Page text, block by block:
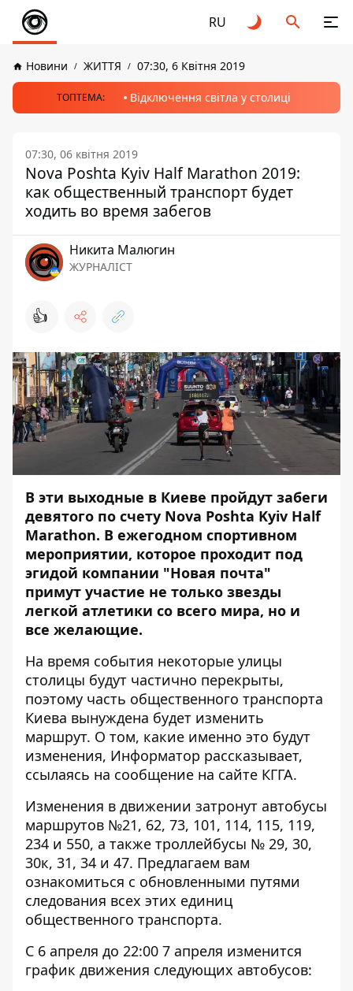
RU
Новини ЖИТТЯ 07:30, 6 Квітня 2019
ТОПТЕМА: Відключення світла у столиці
07:30, 06 квітня 2019
Nova Poshta Kyiv Half Marathon 2019:
как общественный транспорт будет
ходить во время забегов
Никита Малюгин
ЖУРНАЛІСТ
👍
В эти выходные в Киеве пройдут забеги
девятого по счету Nova Poshta Kyiv Half
Marathon. В ежегодном спортивном
мероприятии, которое проходит под
эгидой компании "Новая почта"
примут участие не только звезды
легкой атлетики со всего мира, но и
все желающие.
На время события некоторые улицы
столицы будут частично перекрыты,
поэтому часть общественного транспорта
Киева вынуждена будет изменить
маршрут. О том, какие именно это будут
изменения, Информатор рассказывает,
ссылаясь на сообщение на сайте КГГА.
Изменения в движении затронут автобусы
маршрутов №21, 62, 73, 101, 114, 115, 119,
234 и 550, а также троллейбусы № 29, 30,
30к, 31, 34 и 47. Предлагаем вам
ознакомиться с обновленными путями
следования всех этих единиц
общественного транспорта.
С 6 апреля до 22:00 7 апреля изменится
график движения следующих автобусов: